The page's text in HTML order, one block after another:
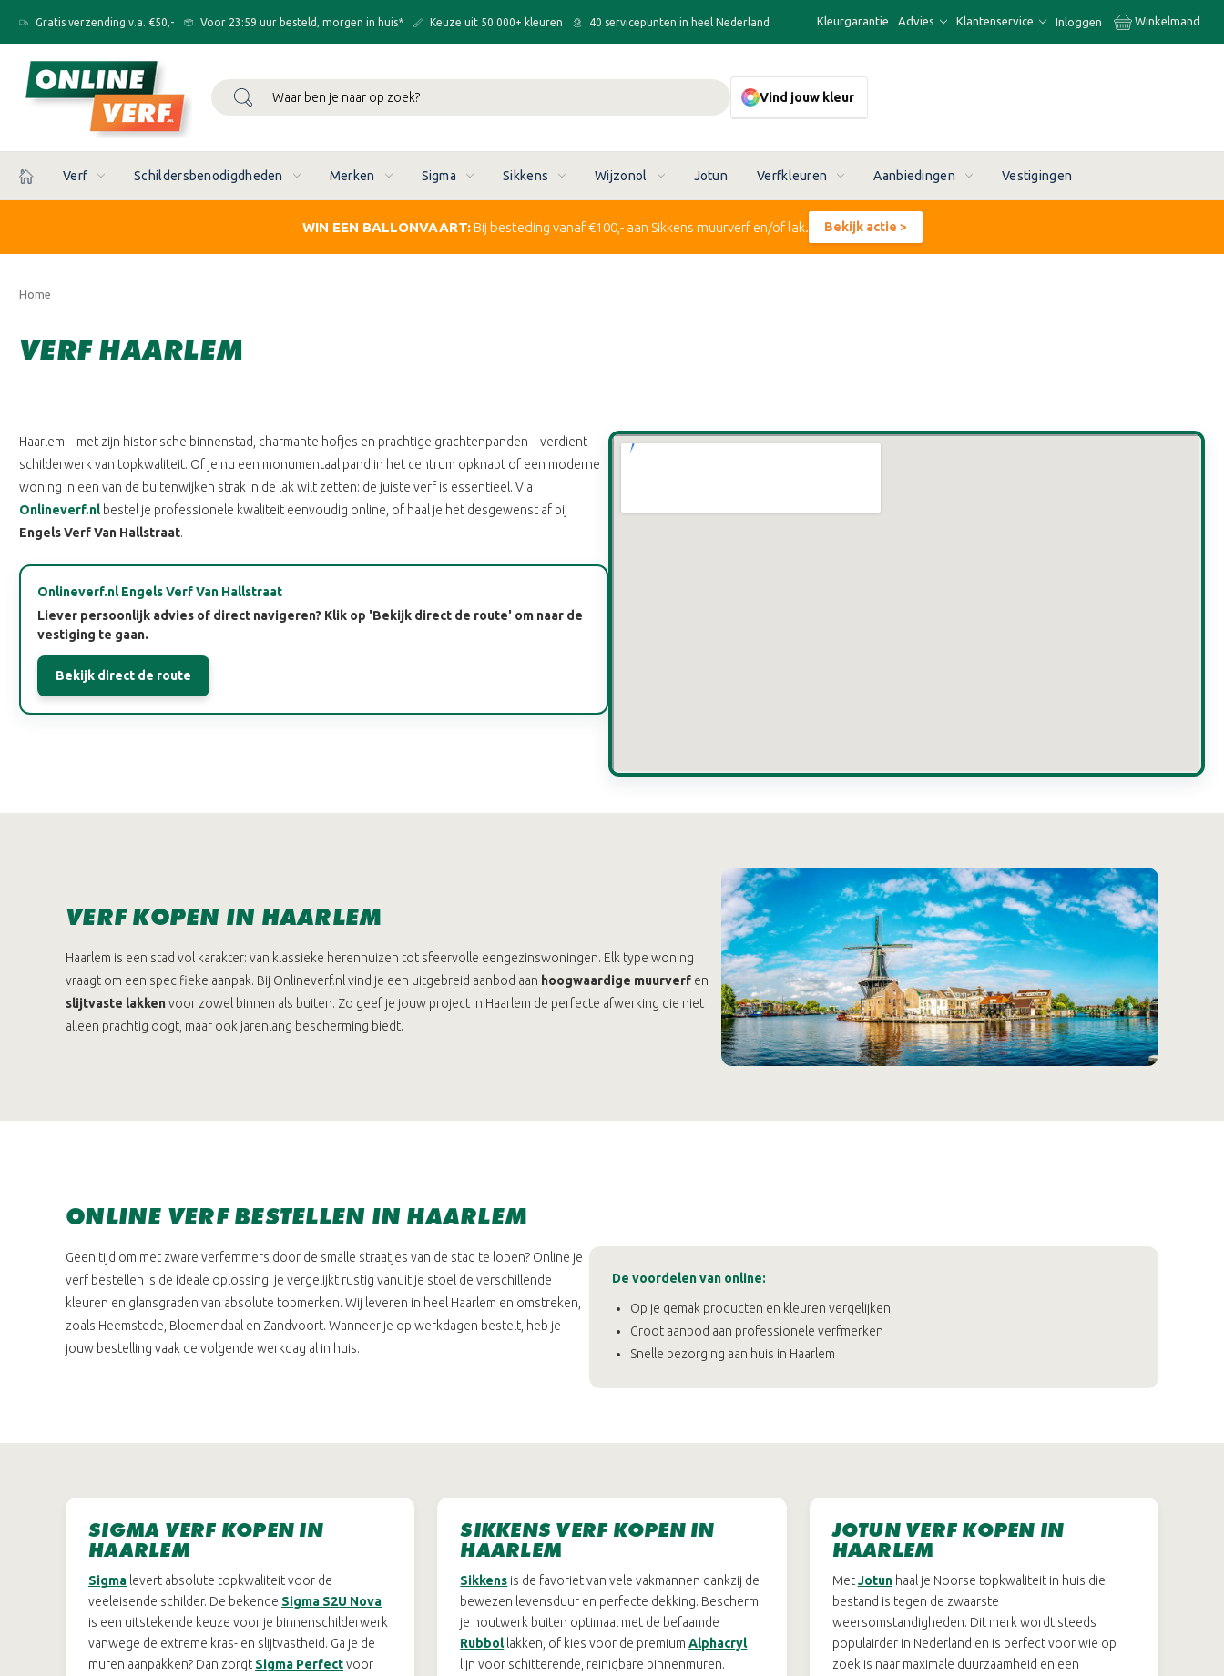
Gratis verzending v.a. €50,- Voor 23:59 uur besteld, morgen in huis* Keuze uit 50.000+ kleuren 40 servicepunten in heel Nederland Kleurgarantie Advies Klantenservice Inloggen Winkelmand
Zoeken
Vind jouw kleur
Verf Schildersbenodigdheden Merken Sigma Sikkens Wijzonol Jotun Verfkleuren Aanbiedingen Vestigingen
WIN EEN BALLONVAART:Bij besteding vanaf €100,- aan Sikkens muurverf en/of lak. Bekijk actie >
Home
VERF HAARLEM
Haarlem – met zijn historische binnenstad, charmante hofjes en prachtige grachtenpanden – verdient
schilderwerk van topkwaliteit. Of je nu een monumentaal pand in het centrum opknapt of een moderne
woning in een van de buitenwijken strak in de lak wilt zetten: de juiste verf is essentieel. Via
Onlineverf.nlbestel je professionele kwaliteit eenvoudig online, of haal je het desgewenst af bij
Engels Verf Van Hallstraat.
Onlineverf.nl Engels Verf Van Hallstraat
Liever persoonlijk advies of direct navigeren? Klik op 'Bekijk direct de route' om naar de
vestiging te gaan.
Bekijk direct de route
VERF KOPEN IN HAARLEM
Haarlem is een stad vol karakter: van klassieke herenhuizen tot sfeervolle eengezinswoningen. Elk type woning
vraagt om een specifieke aanpak. Bij Onlineverf.nl vind je een uitgebreid aanbod aan hoogwaardige muurverf en
slijtvaste lakkenvoor zowel binnen als buiten. Zo geef je jouw project in Haarlem de perfecte afwerking die niet
alleen prachtig oogt, maar ook jarenlang bescherming biedt.
ONLINE VERF BESTELLEN IN HAARLEM
Geen tijd om met zware verfemmers door de smalle straatjes van de stad te lopen? Online je
verf bestellen is de ideale oplossing: je vergelijkt rustig vanuit je stoel de verschillende
kleuren en glansgraden van absolute topmerken. Wij leveren in heel Haarlem en omstreken,
zoals Heemstede, Bloemendaal en Zandvoort. Wanneer je op werkdagen bestelt, heb je
jouw bestelling vaak de volgende werkdag al in huis.
De voordelen van online:
Op je gemak producten en kleuren vergelijken
Groot aanbod aan professionele verfmerken
Snelle bezorging aan huis in Haarlem
SIGMA VERF KOPEN IN
HAARLEM
Sigma levert absolute topkwaliteit voor de
veeleisende schilder. De bekende Sigma S2U Nova
is een uitstekende keuze voor je binnenschilderwerk
vanwege de extreme kras- en slijtvastheid. Ga je de
muren aanpakken? Dan zorgt Sigma Perfectvoor
SIKKENS VERF KOPEN IN
HAARLEM
Sikkens is de favoriet van vele vakmannen dankzij de
bewezen levensduur en perfecte dekking. Bescherm
je houtwerk buiten optimaal met de befaamde
Rubbollakken, of kies voor de premiumAlphacryl
lijn voor schitterende, reinigbare binnenmuren.
JOTUN VERF KOPEN IN
HAARLEM
MetJotunhaal je Noorse topkwaliteit in huis die
bestand is tegen de zwaarste
weersomstandigheden. Dit merk wordt steeds
populairder in Nederland en is perfect voor wie op
zoek is naar maximale duurzaamheid en een